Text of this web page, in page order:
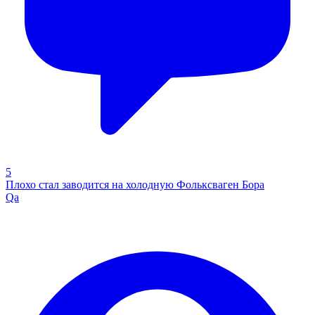
5
Плохо стал заводится на холодную Фольксваген Бора
Qa